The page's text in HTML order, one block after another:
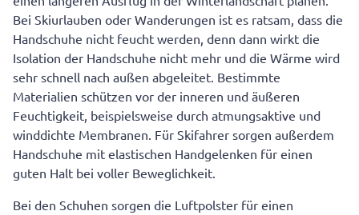
Bei Skiurlauben oder Wanderungen ist es ratsam, dass die
Handschuhe nicht feucht werden, denn dann wirkt die
Isolation der Handschuhe nicht mehr und die Wärme wird
sehr schnell nach außen abgeleitet. Bestimmte
Materialien schützen vor der inneren und äußeren
Feuchtigkeit, beispielsweise durch atmungsaktive und
winddichte Membranen. Für Skifahrer sorgen außerdem
Handschuhe mit elastischen Handgelenken für einen
guten Halt bei voller Beweglichkeit.
Bei den Schuhen sorgen die Luftpolster für einen